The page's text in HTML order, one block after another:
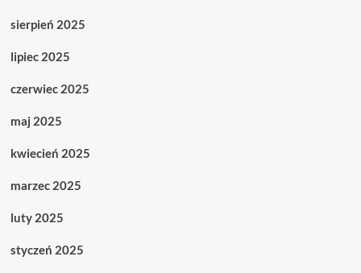
sierpień 2025
lipiec 2025
czerwiec 2025
maj 2025
kwiecień 2025
marzec 2025
luty 2025
styczeń 2025